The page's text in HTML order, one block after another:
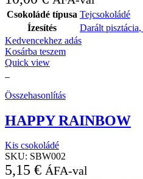
Csokoládé típusa Tejcsokoládé
Ízesítés
Darált pisztácia,
Kedvencekhez adás
Kosárba teszem
Quick view
Összehasonlítás
HAPPY RAINBOW
Kis csokoládé
SKU: SBW002
5,15 € ÁFA-val